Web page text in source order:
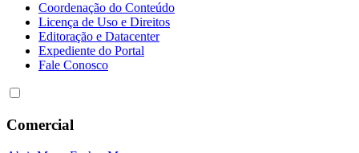
Coordenação do Conteúdo
Licença de Uso e Direitos
Editoração e Datacenter
Expediente do Portal
Fale Conosco
Comercial